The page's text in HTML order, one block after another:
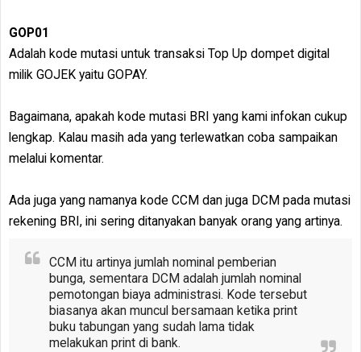
GOP01
Adalah kode mutasi untuk transaksi Top Up dompet digital
milik GOJEK yaitu GOPAY.
Bagaimana, apakah kode mutasi BRI yang kami infokan cukup
lengkap. Kalau masih ada yang terlewatkan coba sampaikan
melalui komentar.
Ada juga yang namanya kode CCM dan juga DCM pada mutasi
rekening BRI, ini sering ditanyakan banyak orang yang artinya.
CCM itu artinya jumlah nominal pemberian
bunga, sementara DCM adalah jumlah nominal
pemotongan biaya administrasi. Kode tersebut
biasanya akan muncul bersamaan ketika print
buku tabungan yang sudah lama tidak
melakukan print di bank.